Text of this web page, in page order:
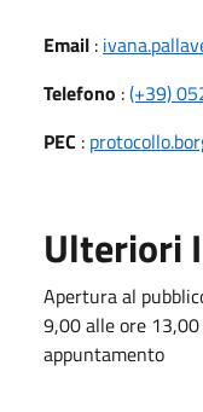
Email :
Telefono :(+39)
PEC :
Ulteriori
Apertura al
9,00 alle ore
appuntamento